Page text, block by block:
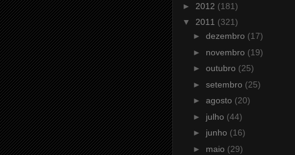
► 2012 (181)
▼ 2011 (321)
► dezembro (17)
► novembro (19)
► outubro (25)
► setembro (25)
► agosto (20)
► julho (44)
► junho (16)
► maio (29)